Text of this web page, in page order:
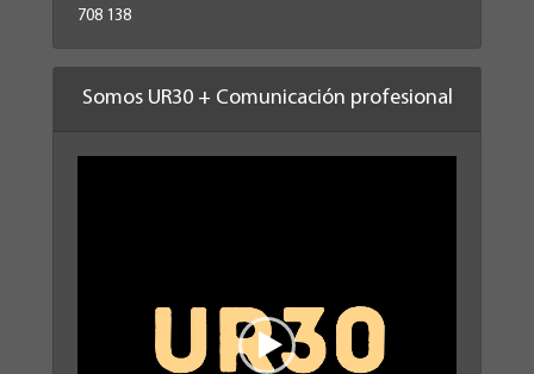
708 138
Somos UR30 + Comunicación profesional